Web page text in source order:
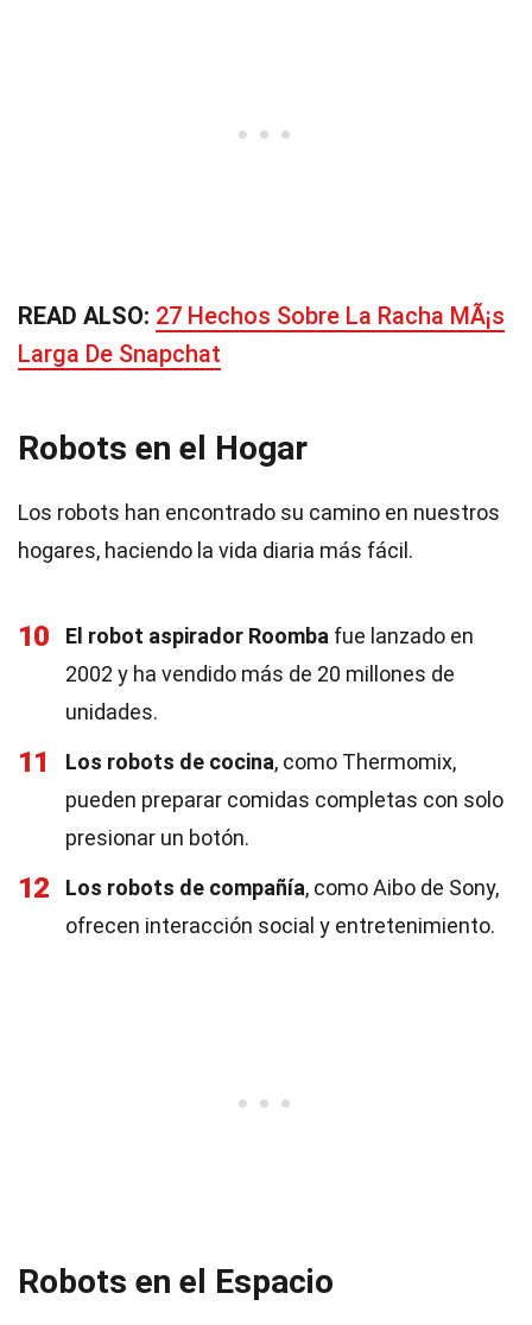
READ ALSO: 27 Hechos Sobre La Racha MÃ¡s
Larga De Snapchat
Robots en el Hogar
Los robots han encontrado su camino en nuestros
hogares, haciendo la vida diaria más fácil.
10 El robot aspirador Roomba fue lanzado en
2002 y ha vendido más de 20 millones de
unidades.
11 Los robots de cocina, como Thermomix,
pueden preparar comidas completas con solo
presionar un botón.
12 Los robots de compañía, como Aibo de Sony,
ofrecen interacción social y entretenimiento.
Robots en el Espacio